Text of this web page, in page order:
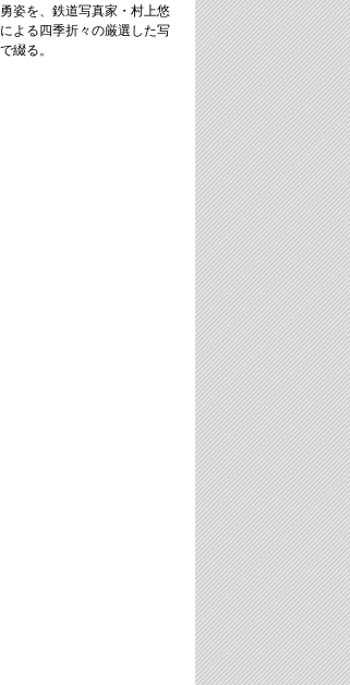
姿を、鉄道写真家・村上悠
よる四季折々の厳選した写
綴る。